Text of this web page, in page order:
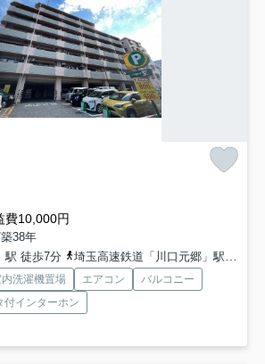
費10,000円
38年
駅 徒歩7分
埼玉高速鉄道「川口元郷」駅 徒歩19分
洗濯機置場 エアコン
バルコニー
付インターホン